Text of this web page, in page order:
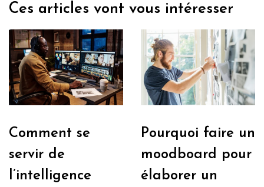
Ces articles vont vous intéresser
Comment se
servir de
l’intelligence
Pourquoi faire un
moodboard pour
élaborer un